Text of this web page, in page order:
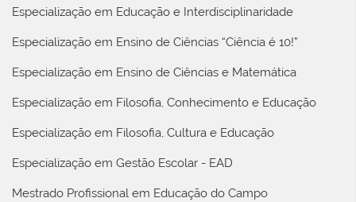
Especialização em Educação e Interdisciplinaridade
Especialização em Ensino de Ciências “Ciência é 10!”
Especialização em Ensino de Ciências e Matemática
Especialização em Filosofia, Conhecimento e Educação
Especialização em Filosofia, Cultura e Educação
Especialização em Gestão Escolar - EAD
Mestrado Profissional em Educação do Campo